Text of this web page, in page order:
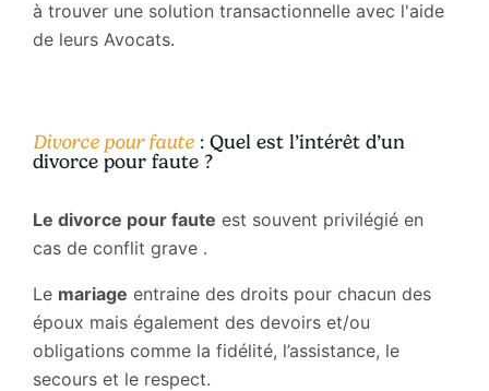
à trouver une solution transactionnelle avec l'aide
de leurs Avocats.
Divorce pour faute: Quel est l’intérêt d’un
divorce pour faute ?
Le divorce pour faute est souvent privilégié en
cas de conflit grave .
Le mariage entraine des droits pour chacun des
époux mais également des devoirs et/ou
obligations comme la fidélité, l’assistance, le
secours et le respect.